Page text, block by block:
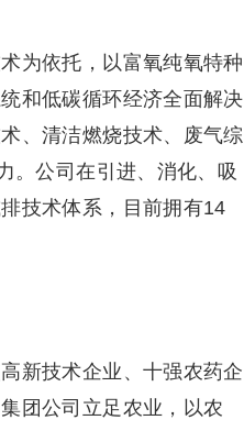
为依托，以富氧纯氧特种
和低碳循环经济全面解决
、清洁燃烧技术、废气综
。公司在引进、消化、吸
技术体系，目前拥有14
新技术企业、十强农药企
团公司立足农业，以农